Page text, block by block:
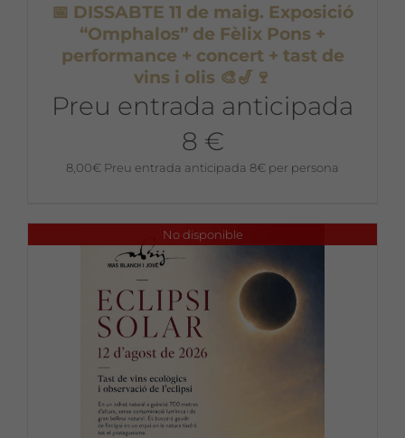
📅 DISSABTE 11 de maig. Exposició
“Omphalos” de Fèlix Pons +
performance + concert + tast de
vins i olis 🎨🎷🍷
Preu entrada anticipada
8 €
8,00€ Preu entrada anticipada 8€ per persona
No disponible